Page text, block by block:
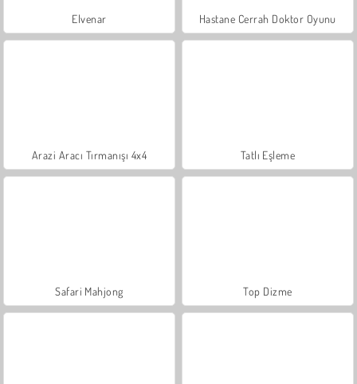
Elvenar Hastane Cerrah Doktor Oyunu
Arazi Aracı Tırmanışı 4x4 Tatlı Eşleme
Safari Mahjong Top Dizme